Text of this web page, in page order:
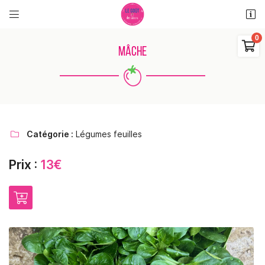
 

Rafraîchir le captcha
MÂCHE
 Catégorie : Légumes feuilles
Prix : 13€